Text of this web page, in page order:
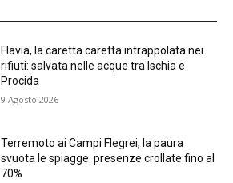
Flavia, la caretta caretta intrappolata nei
rifiuti: salvata nelle acque tra Ischia e
Procida
9 Agosto 2026
Terremoto ai Campi Flegrei, la paura
svuota le spiagge: presenze crollate fino al
70%